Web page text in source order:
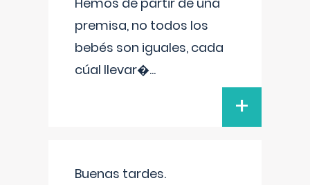
premisa, no todos los
bebés son iguales, cada
cúal llevar�...
+
Buenas tardes.